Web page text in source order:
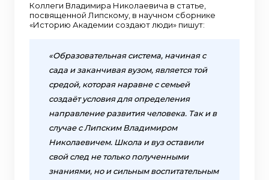
Коллеги Владимира Николаевича в статье,
посвященной Липскому, в научном сборнике
«Историю Академии создают люди» пишут:
«Образовательная система, начиная с
сада и заканчивая вузом, является той
средой, которая наравне с семьей
создаёт условия для определения
направление развития человека. Так и в
случае с Липским Владимиром
Николаевичем. Школа и вуз оставили
свой след не только полученными
знаниями, но и сильным воспитательным